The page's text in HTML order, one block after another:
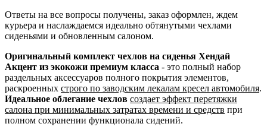
Ответы на все вопросы получены, заказ оформлен, ждем
курьера и наслаждаемся идеально обтянутыми чехлами
сиденьями и обновленным салоном.
Оригинальный комплект чехлов на сиденья Хендай
Акцент из экокожи премиум класса - это полный набор
раздельных аксессуаров полного покрытия элементов,
раскроенных строго по заводским лекалам кресел автомобиля.
Идеальное облегание чехлов создает эффект перетяжки
салона при минимальных затратах времени и средств при
полном сохранении функционала сидений.